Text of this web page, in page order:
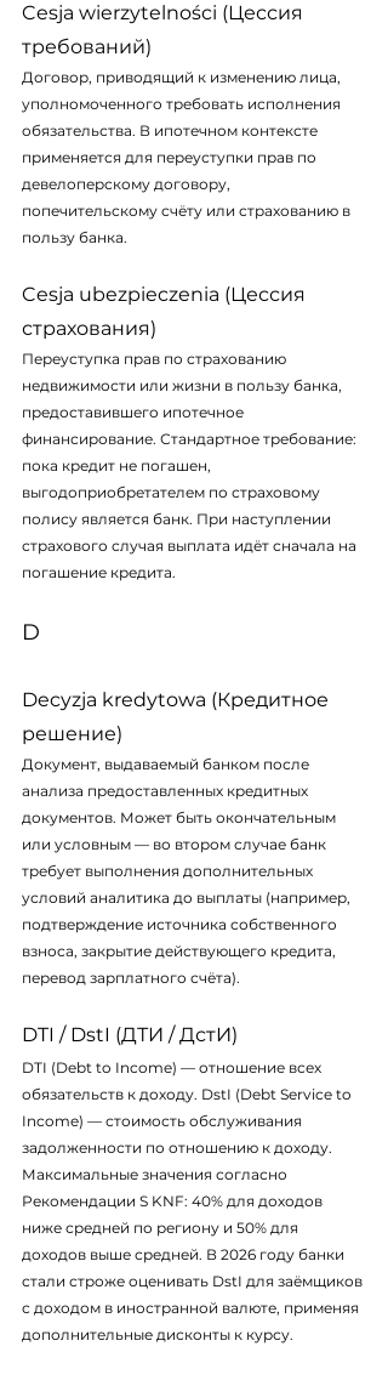
Cesja wierzytelności (Цессия
требований)
Договор, приводящий к изменению лица,
уполномоченного требовать исполнения
обязательства. В ипотечном контексте
применяется для переуступки прав по
девелоперскому договору,
попечительскому счёту или страхованию в
пользу банка.
Cesja ubezpieczenia (Цессия
страхования)
Переуступка прав по страхованию
недвижимости или жизни в пользу банка,
предоставившего ипотечное
финансирование. Стандартное требование:
пока кредит не погашен,
выгодоприобретателем по страховому
полису является банк. При наступлении
страхового случая выплата идёт сначала на
погашение кредита.
D
Decyzja kredytowa (Кредитное
решение)
Документ, выдаваемый банком после
анализа предоставленных кредитных
документов. Может быть окончательным
или условным — во втором случае банк
требует выполнения дополнительных
условий аналитика до выплаты (например,
подтверждение источника собственного
взноса, закрытие действующего кредита,
перевод зарплатного счёта).
DTI / DstI (ДТИ / ДстИ)
DTI (Debt to Income) — отношение всех
обязательств к доходу. DstI (Debt Service to
Income) — стоимость обслуживания
задолженности по отношению к доходу.
Максимальные значения согласно
Рекомендации S KNF: 40% для доходов
ниже средней по региону и 50% для
доходов выше средней. В 2026 году банки
стали строже оценивать DstI для заёмщиков
с доходом в иностранной валюте, применяя
дополнительные дисконты к курсу.